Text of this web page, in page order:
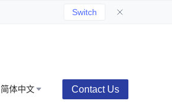
Switch
简体中文 Contact Us